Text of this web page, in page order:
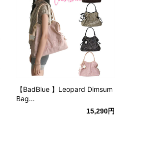
【BadBlue 】Leopard Dimsum
Bag...
15,290円